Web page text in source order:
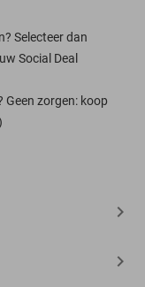
Selecteer dan
Social Deal
Geen zorgen: koop